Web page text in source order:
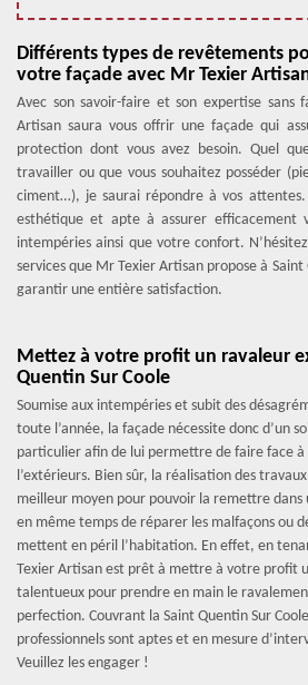
Différents types de revêtements
votre façade avec Mr Texier
Avec son savoir-faire et son expertise sans
Artisan saura vous offrir une façade qui
protection dont vous avez besoin. Quel
travailler ou que vous souhaitez posséder
ciment…), je saurai répondre à vos
esthétique et apte à assurer efficacement
intempéries ainsi que votre confort.
services que Mr Texier Artisan propose à Saint
garantir une entière satisfaction.
Mettez à votre profit un ravaleur
Quentin Sur Coole
Soumise aux intempéries et subit des
toute l’année, la façade nécessite donc d’un
particulier afin de lui permettre de faire face à
l’extérieurs. Bien sûr, la réalisation des
meilleur moyen pour pouvoir la remettre
en même temps de réparer les malfaçons ou
mettent en péril l’habitation. En effet, en
Texier Artisan est prêt à mettre à votre profit
talentueux pour prendre en main le
perfection. Couvrant la Saint Quentin Sur
professionnels sont aptes et en mesure
Veuillez les engager !